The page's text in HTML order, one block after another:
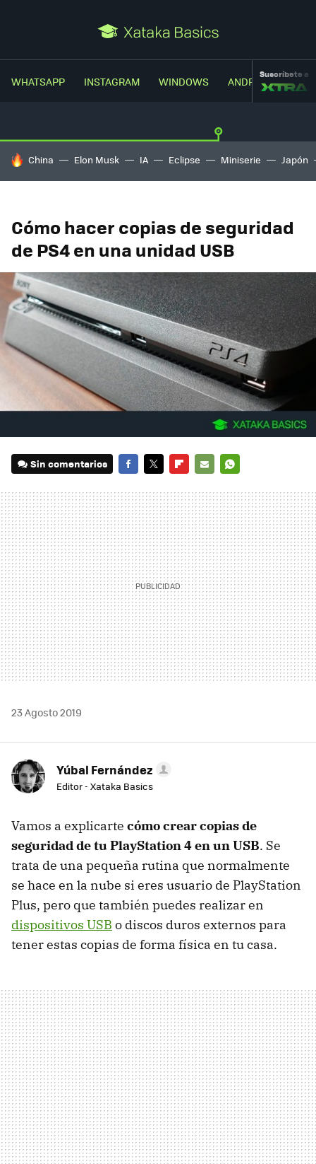
WHATSAPP INSTAGRAM WINDOWS ANDROIDSuscríbete a
HOY SE HABLA DE
China Elon Musk IA Eclipse Miniserie Japón
Cómo hacer copias de seguridad
de PS4 en una unidad USB
Sin comentarios
MAIL
23 Agosto 2019
Yúbal Fernández
Editor - Xataka Basics
Vamos a explicarte cómo crear copias de
seguridad de tu PlayStation 4 en un USB. Se
trata de una pequeña rutina que normalmente
se hace en la nube si eres usuario de PlayStation
Plus, pero que también puedes realizar en
dispositivos USB o discos duros externos para
tener estas copias de forma física en tu casa.